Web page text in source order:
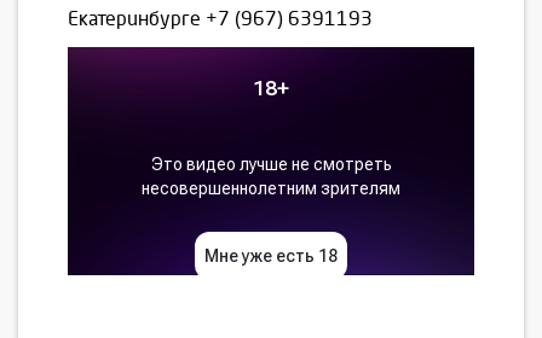
Екатеринбурге +7 (967) 6391193